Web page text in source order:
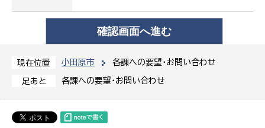
現在位置 小田原市 各課への要望・お問い合わせ
足あと 各課への要望・お問い合わせ